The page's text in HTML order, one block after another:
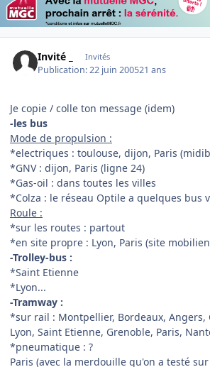
Invité _ Invités
Publication:22 juin 200521 ans
Je copie / colle ton message (idem)
-les bus
Mode de propulsion :
*electriques : toulouse, dijon, Paris
*GNV : dijon, Paris (ligne 24)
*Gas-oil : dans toutes les villes
*Colza : le réseau Optile a quelques bus
Roule :
*sur les routes : partout
*en site propre : Lyon, Paris (site
-Trolley-bus :
*Saint Etienne
*Lyon...
-Tramway :
*sur rail : Montpellier, Bordeaux,
Lyon, Saint Etienne, Grenoble, Paris,
*pneumatique : ?
Paris (avec la merdouille qu'on a testé sur